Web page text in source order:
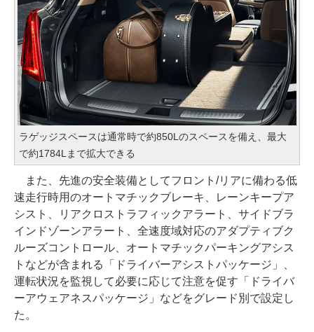
ラゲッジスペースは通常時で約850Lのスペースを備え、最大
で約1784Lまで拡大できる
また、先進の安全装備としてフロント/リアに備わる低
速走行時用のオートマチックブレーキ、レーンキープア
シスト、リアクロストラフィックアラート、サイドブラ
インドゾーンアラート、全速度域対応のアダプティブク
ルーズコントロール、オートマチックパーキングアシス
トなどが含まれる「ドライバーアシストパッケージ」、
運転状況を監視して必要に応じて注意を促す「ドライバ
ーアウェアネスパッケージ」などをグレード別で設定し
た。